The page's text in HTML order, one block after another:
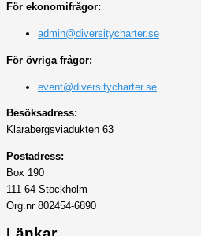
För ekonomifrågor:
admin@diversitycharter.se
För övriga frågor:
event@diversitycharter.se
Besöksadress:
Klarabergsviadukten 63
Postadress:
Box 190
111 64 Stockholm
Org.nr 802454-6890